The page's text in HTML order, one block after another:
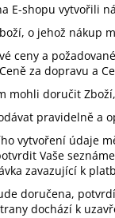
E-shopu vytvořili
o jehož nákup
ceny a
za dopravu a
mohli doručit
pravidelně a
vytvoření údaje
Vaše
zavazující k
doručena,
dochází k